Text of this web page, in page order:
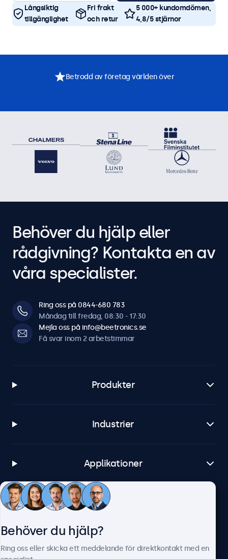
Långsiktig
tillgänglighet
Fri frakt
och retur
5 000+ kundomdömen,
4,8/5 stjärnor
Betrodd av företag världen över
Behöver du hjälp eller
rådgivning? Kontakta en av
våra specialister.
Ring oss på 0844-680 783
Måndag till fredag, 08:30 - 17:30
Mejla oss på info@beetronics.se
Få svar inom 2 arbetstimmar
Produkter
Industrier
Applikationer
Kundtjänst
Behöver du hjälp?
Ring oss eller skicka ett meddelande för direktkontakt med en